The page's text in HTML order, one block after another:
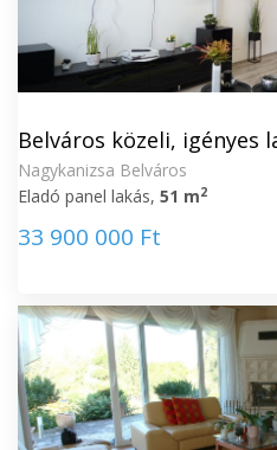
Belváros közeli, igényes
Nagykanizsa Belváros
Eladó panel lakás, 51 m2
33 900 000 Ft